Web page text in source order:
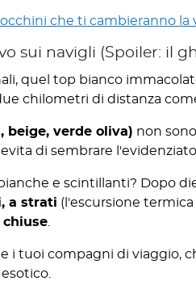
che ti cambieranno la
sui navigli (Spoiler: il
quel top bianco
chilometri di distanza
beige, verde oliva) non
di sembrare
e scintillanti? Dopo
a strati (l'escursione
chiuse
i tuoi compagni di